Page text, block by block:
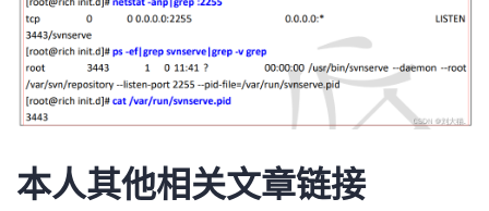
本人其他相关文章链接